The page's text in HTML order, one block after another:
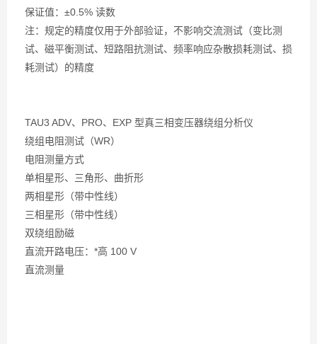
保证值：±0.5% 读数
注：规定的精度仅用于外部验证，不影响交流测试（变比测
试、磁平衡测试、短路阻抗测试、频率响应杂散损耗测试、损
耗测试）的精度
TAU3 ADV、PRO、EXP 型真三相变压器绕组分析仪
绕组电阻测试（WR）
电阻测量方式
单相星形、三角形、曲折形
两相星形（带中性线）
三相星形（带中性线）
双绕组励磁
直流开路电压：*高 100 V
直流测量